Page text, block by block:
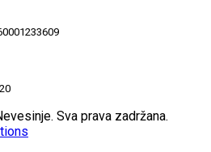
Sva prava zadržana.